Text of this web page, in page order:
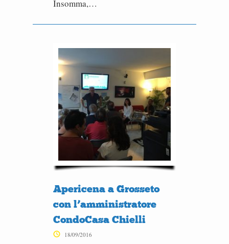
Insomma,…
Apericena a Grosseto
con l’amministratore
CondoCasa Chielli
18/09/2016